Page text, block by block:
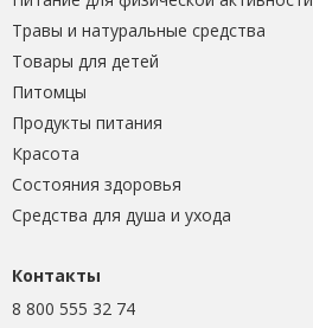
Травы и натуральные средства
Товары для детей
Питомцы
Продукты питания
Красота
Состояния здоровья
Средства для душа и ухода
Контакты
8 800 555 32 74